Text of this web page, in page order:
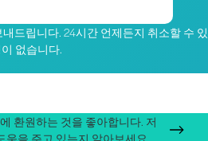
드립니다. 24시간 언제든지 취소할 수 있
없습니다.
환원하는 것을 좋아합니다. 저
움을 주고 있는지 알아보세요.